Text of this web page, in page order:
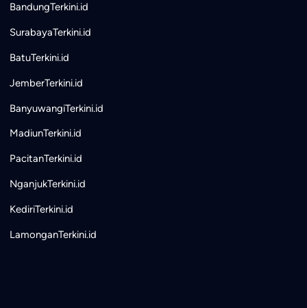
BandungTerkini.id
SurabayaTerkini.id
BatuTerkini.id
JemberTerkini.id
BanyuwangiTerkini.id
MadiunTerkini.id
PacitanTerkini.id
NganjukTerkini.id
KediriTerkini.id
LamonganTerkini.id